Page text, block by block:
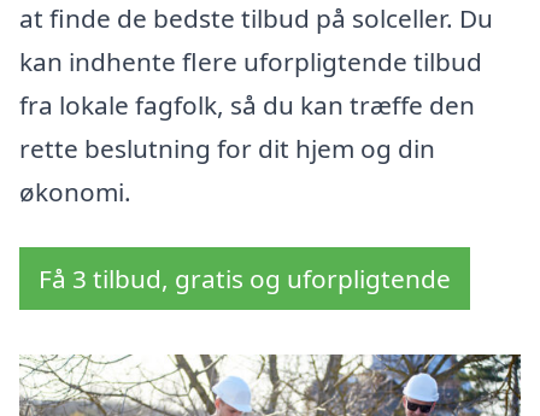
at finde de bedste tilbud på solceller. Du
kan indhente flere uforpligtende tilbud
fra lokale fagfolk, så du kan træffe den
rette beslutning for dit hjem og din
økonomi.
Få 3 tilbud, gratis og uforpligtende